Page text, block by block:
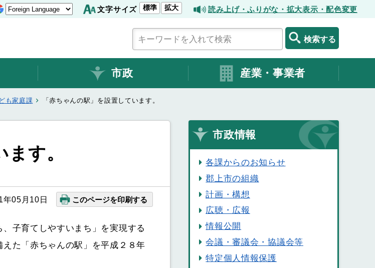
文字サイズ 標準 拡大 読み上げ・ふりがな・拡大表示・配色変更
検索する
市政 産業・事業者
も家庭課 「赤ちゃんの駅」を設置しています。
す。
年05月10日 このページを印刷する
子育てしやすいまち」を実現する
た「赤ちゃんの駅」を平成２８年
市政情報
各課からのお知らせ
郡上市の組織
計画・構想
広聴・広報
情報公開
会議・審議会・協議会等
特定個人情報保護